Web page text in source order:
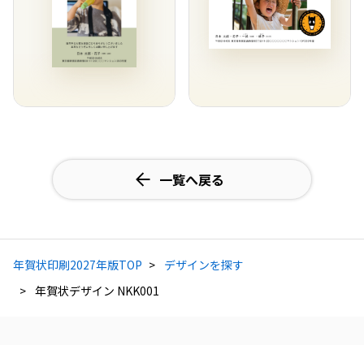
一覧へ戻る
年賀状印刷2027年版TOP
デザインを探す
年賀状デザイン NKK001